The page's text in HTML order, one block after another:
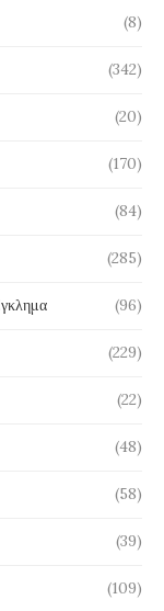
(8)
(342)
(20)
(170)
(84)
(285)
(96)
(229)
(22)
(48)
(58)
(39)
(109)